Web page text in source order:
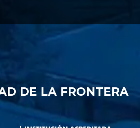
DE LA FRONTERA